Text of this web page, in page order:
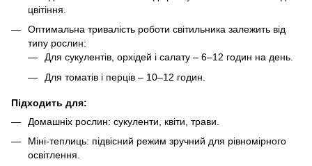
цвітіння.
Оптимальна тривалість роботи світильника залежить від
типу рослин:
Для сукулентів, орхідей і салату – 6–12 годин на день.
Для томатів і перців – 10–12 годин.
Підходить для:
Домашніх рослин: сукуленти, квіти, трави.
Міні-теплиць: підвісний режим зручний для рівномірного
освітлення.